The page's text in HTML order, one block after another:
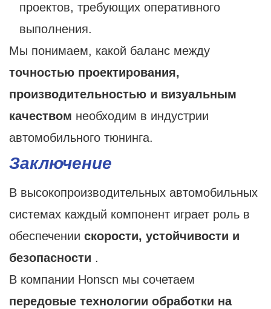
проектов, требующих оперативного
выполнения.
Мы понимаем, какой баланс между
точностью проектирования,
производительностью и визуальным
качеством необходим в индустрии
автомобильного тюнинга.
Заключение
В высокопроизводительных автомобильных
системах каждый компонент играет роль в
обеспечении скорости, устойчивости и
безопасности .
В компании Honscn мы сочетаем
передовые технологии обработки на